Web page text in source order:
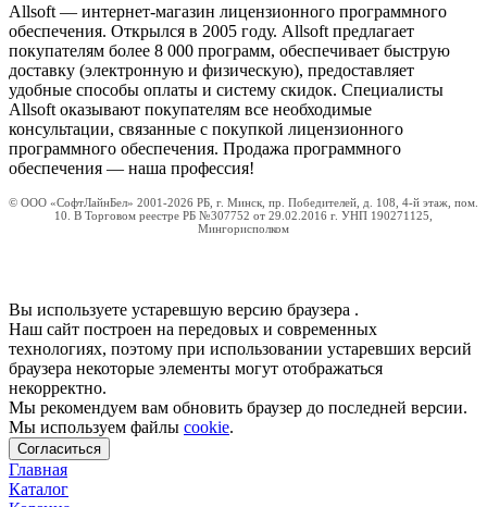
Allsoft — интернет-магазин лицензионного программного
обеспечения. Открылся в 2005 году. Allsoft предлагает
покупателям более 8 000 программ, обеспечивает быструю
доставку (электронную и физическую), предоставляет
удобные способы оплаты и систему скидок. Специалисты
Allsoft оказывают покупателям все необходимые
консультации, связанные с покупкой лицензионного
программного обеспечения. Продажа программного
обеспечения — наша профессия!
© ООО «СофтЛайнБел» 2001-2026 РБ, г. Минск, пр. Победителей, д. 108, 4-й этаж, пом.
10. В Торговом реестре РБ №307752 от 29.02.2016 г. УНП 190271125,
Мингорисполком
Вы используете устаревшую версию браузера .
Наш сайт построен на передовых и современных
технологиях, поэтому при использовании устаревших версий
браузера некоторые элементы могут отображаться
некорректно.
Мы рекомендуем вам обновить браузер до последней версии.
Мы используем файлы cookie.
Согласиться
Главная
Каталог